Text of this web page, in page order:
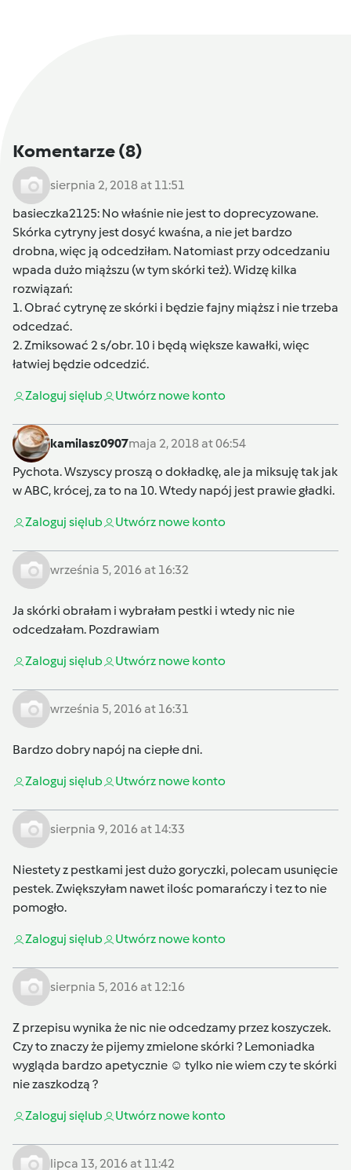
Komentarze(8)
sierpnia 2, 2018 at 11:51
basieczka2125: No właśnie nie jest to doprecyzowane.
Skórka cytryny jest dosyć kwaśna, a nie jet bardzo
drobna, więc ją odcedziłam. Natomiast przy odcedzaniu
wpada dużo miąższu (w tym skórki też). Widzę kilka
rozwiązań:
1. Obrać cytrynę ze skórki i będzie fajny miąższ i nie trzeba
odcedzać.
2. Zmiksować 2 s/obr. 10 i będą większe kawałki, więc
łatwiej będzie odcedzić.
Zaloguj sięlub Utwórz nowe konto
kamilasz0907maja 2, 2018 at 06:54
Pychota. Wszyscy proszą o dokładkę, ale ja miksuję tak jak
w ABC, krócej, za to na 10. Wtedy napój jest prawie gładki.
Zaloguj sięlub Utwórz nowe konto
września 5, 2016 at 16:32
Ja skórki obrałam i wybrałam pestki i wtedy nic nie
odcedzałam. Pozdrawiam
Zaloguj sięlub Utwórz nowe konto
września 5, 2016 at 16:31
Bardzo dobry napój na ciepłe dni.
Zaloguj sięlub Utwórz nowe konto
sierpnia 9, 2016 at 14:33
Niestety z pestkami jest dużo goryczki, polecam usunięcie
pestek. Zwiększyłam nawet ilośc pomarańczy i tez to nie
pomogło.
Zaloguj sięlub Utwórz nowe konto
sierpnia 5, 2016 at 12:16
Z przepisu wynika że nic nie odcedzamy przez koszyczek.
Czy to znaczy że pijemy zmielone skórki ? Lemoniadka
wygląda bardzo apetycznie ☺️ tylko nie wiem czy te skórki
nie zaszkodzą ?
Zaloguj sięlub Utwórz nowe konto
lipca 13, 2016 at 11:42